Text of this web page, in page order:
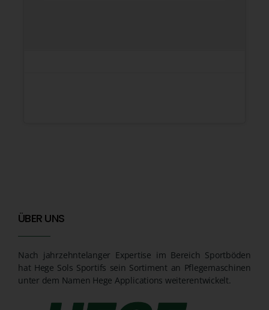
ÜBER UNS
Nach jahrzehntelanger Expertise im Bereich Sportböden
hat Hege Sols Sportifs sein Sortiment an Pflegemaschinen
unter dem Namen Hege Applications weiterentwickelt.